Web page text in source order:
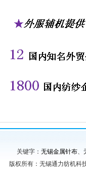
关键字： 无锡金属针布、
版权所有：无锡通力纺机科